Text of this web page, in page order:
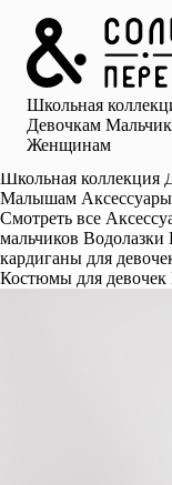
Школьная
Девочкам
Женщинам
Главная
Каталог
Избранное
Школьная коллекция
Малышам Аксессуары
Смотреть все
мальчиков Водолазки
кардиганы для
Костюмы для девочек